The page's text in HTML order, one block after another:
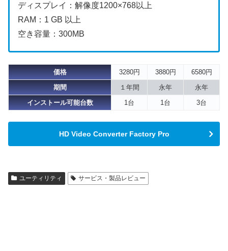
ディスプレイ：解像度1200×768以上
RAM：1 GB 以上
空き容量：300MB
価格 3280円 3880円
6580円
期間
１年間 永年
永年
インストール可能台数
1台 1台 3台
HD Video Converter Factory Pro
ユーティリティ サービス・製品レビュー